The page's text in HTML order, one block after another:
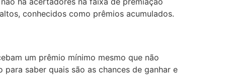
conhecidos como prêmios acumulados.
um prêmio mínimo mesmo que não
saber quais são as chances de ganhar e